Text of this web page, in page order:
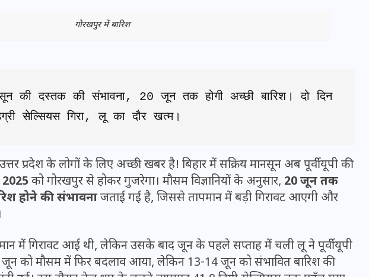
गोरखपुर में बारिश
की दस्तक की संभावना, 20 जून तक होगी अच्छी बारिश। दो दिन
सेल्सियस गिरा, लू का दौर खत्म।
प्रदेश के लोगों के लिए अच्छी खबर है! बिहार में सक्रिय मानसून अब पूर्वी यूपी की
को गोरखपुर से होकर गुजरेगा। मौसम विज्ञानियों के अनुसार, 20 जून तक
होने की संभावनाजताई गई है, जिससे तापमान में बड़ी गिरावट आएगी और
में गिरावट आई थी, लेकिन उसके बाद जून के पहले सप्ताह में चली लू ने पूर्वी यूपी
जून को मौसम में फिर बदलाव आया, लेकिन 13-14 जून को संभावित बारिश की
की लैंडिंग में
और
पर फंसा पेंच,
2025
भारत में स्टारलिंक की लैंडिंग में
अड़चन: डेटा सिक्योरिटी और
स्पेक्ट्रम की कीमत पर फंसा पेंच,
30 दिसम्बर 2025